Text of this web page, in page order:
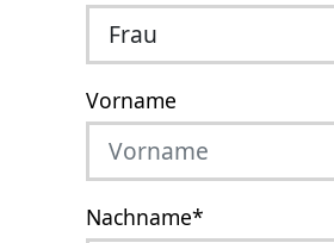
Vorname
Nachname*